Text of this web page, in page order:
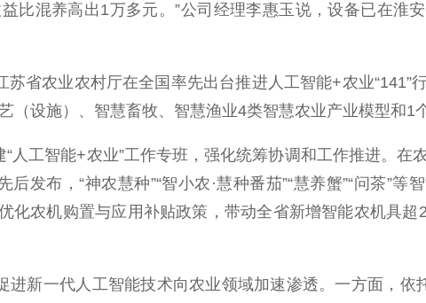
比混养高出1万多元。”公司经理李惠玉说，设备已在淮
农业农村厅在全国率先出台推进人工智能+农业“141”
设施）、智慧畜牧、智慧渔业4类智慧农业产业模型和1
工智能+农业”工作专班，强化统筹协调和工作推进。在
后发布，“神农慧种”“智小农·慧种番茄”“慧养蟹”“问茶”等
化农机购置与应用补贴政策，带动全省新增智能农机具超
新一代人工智能技术向农业领域加速渗透。一方面，依